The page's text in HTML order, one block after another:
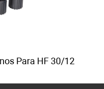
Para HF 30/12